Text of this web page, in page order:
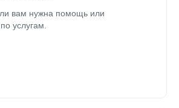
вам нужна помощь или
услугам.